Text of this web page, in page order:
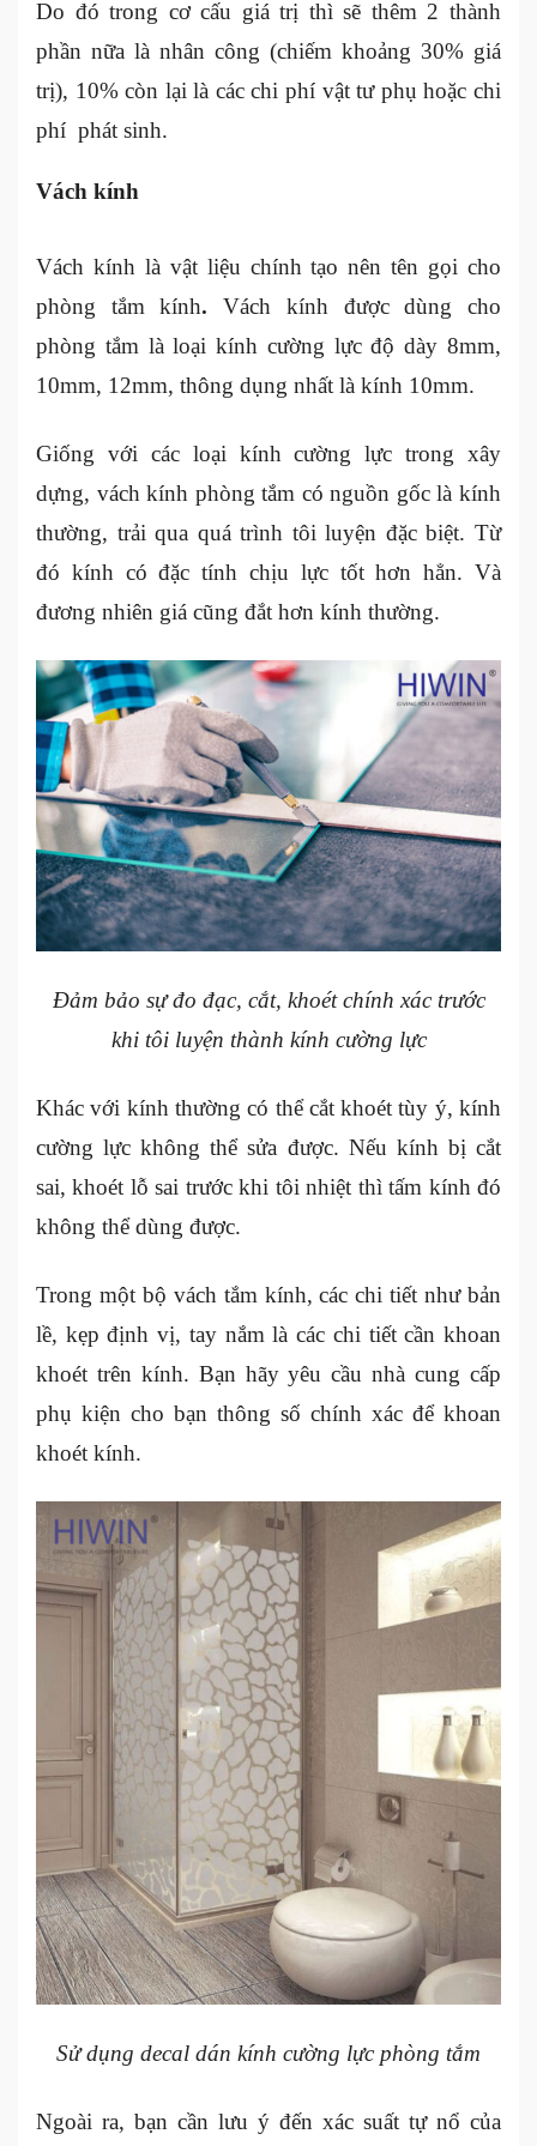
Do đó trong cơ cấu giá trị thì sẽ thêm 2 thành
phần nữa là nhân công (chiếm khoảng 30% giá
trị), 10% còn lại là các chi phí vật tư phụ hoặc chi
phí phát sinh.
Vách kính
Vách kính là vật liệu chính tạo nên tên gọi cho
phòng tắm kính. Vách kính được dùng cho
phòng tắm là loại kính cường lực độ dày 8mm,
10mm, 12mm, thông dụng nhất là kính 10mm.
Giống với các loại kính cường lực trong xây
dựng, vách kính phòng tắm có nguồn gốc là kính
thường, trải qua quá trình tôi luyện đặc biệt. Từ
đó kính có đặc tính chịu lực tốt hơn hẳn. Và
đương nhiên giá cũng đắt hơn kính thường.
Đảm bảo sự đo đạc, cắt, khoét chính xác trước
khi tôi luyện thành kính cường lực
Khác với kính thường có thể cắt khoét tùy ý, kính
cường lực không thể sửa được. Nếu kính bị cắt
sai, khoét lỗ sai trước khi tôi nhiệt thì tấm kính đó
không thể dùng được.
Trong một bộ vách tắm kính, các chi tiết như bản
lề, kẹp định vị, tay nắm là các chi tiết cần khoan
khoét trên kính. Bạn hãy yêu cầu nhà cung cấp
phụ kiện cho bạn thông số chính xác để khoan
khoét kính.
Sử dụng decal dán kính cường lực phòng tắm
Ngoài ra, bạn cần lưu ý đến xác suất tự nổ của